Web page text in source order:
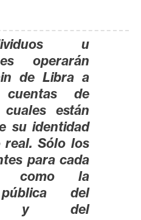
u
operarán
de Libra a
de
están
su identidad
real. Sólo los
para cada
como la
del
y del